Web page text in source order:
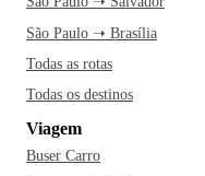
São Paulo ➝ Brasília
Todas as rotas
Todas os destinos
Viagem
Buser Carro